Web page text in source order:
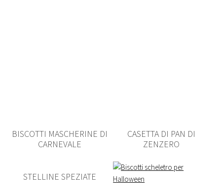
BISCOTTI MASCHERINE DI
CARNEVALE
CASETTA DI PAN DI
ZENZERO
STELLINE SPEZIATE